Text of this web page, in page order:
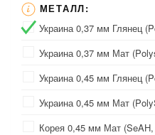
МЕТАЛЛ:
Украина 0,37 мм Глянец
Украина 0,37 мм Мат
Украина 0,45 мм Глянец
Украина 0,45 мм Мат
Корея 0,45 мм Мат